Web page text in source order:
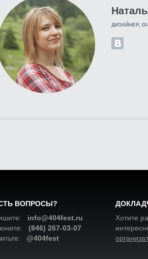
ДИЗАЙНЕР,
ВОПРОСЫ?
info@404fest.ru
(846) 267-03-07
@404fest
Хотите